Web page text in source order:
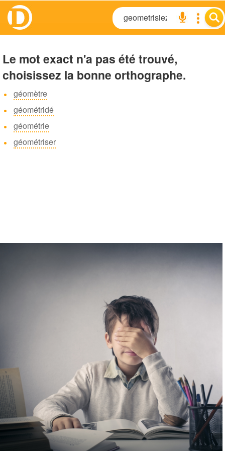
Le mot exact n'a pas été trouvé,
choisissez la bonne orthographe.
géomètre
géométridé
géométrie
géométriser